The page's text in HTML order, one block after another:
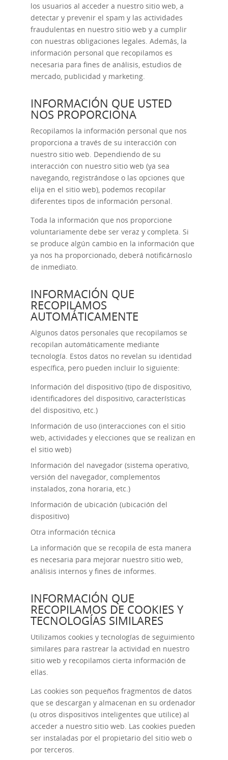
los usuarios al acceder a nuestro sitio web, a
detectar y prevenir el spam y las actividades
fraudulentas en nuestro sitio web y a cumplir
con nuestras obligaciones legales. Además, la
información personal que recopilamos es
necesaria para fines de análisis, estudios de
mercado, publicidad y marketing.
INFORMACIÓN QUE USTED
NOS PROPORCIONA
Recopilamos la información personal que nos
proporciona a través de su interacción con
nuestro sitio web. Dependiendo de su
interacción con nuestro sitio web (ya sea
navegando, registrándose o las opciones que
elija en el sitio web), podemos recopilar
diferentes tipos de información personal.
Toda la información que nos proporcione
voluntariamente debe ser veraz y completa. Si
se produce algún cambio en la información que
ya nos ha proporcionado, deberá notificárnoslo
de inmediato.
INFORMACIÓN QUE
RECOPILAMOS
AUTOMÁTICAMENTE
Algunos datos personales que recopilamos se
recopilan automáticamente mediante
tecnología. Estos datos no revelan su identidad
específica, pero pueden incluir lo siguiente:
Información del dispositivo (tipo de dispositivo,
identificadores del dispositivo, características
del dispositivo, etc.)
Información de uso (interacciones con el sitio
web, actividades y elecciones que se realizan en
el sitio web)
Información del navegador (sistema operativo,
versión del navegador, complementos
instalados, zona horaria, etc.)
Información de ubicación (ubicación del
dispositivo)
Otra información técnica
La información que se recopila de esta manera
es necesaria para mejorar nuestro sitio web,
análisis internos y fines de informes.
INFORMACIÓN QUE
RECOPILAMOS DE COOKIES Y
TECNOLOGÍAS SIMILARES
Utilizamos cookies y tecnologías de seguimiento
similares para rastrear la actividad en nuestro
sitio web y recopilamos cierta información de
ellas.
Las cookies son pequeños fragmentos de datos
que se descargan y almacenan en su ordenador
(u otros dispositivos inteligentes que utilice) al
acceder a nuestro sitio web. Las cookies pueden
ser instaladas por el propietario del sitio web o
por terceros.